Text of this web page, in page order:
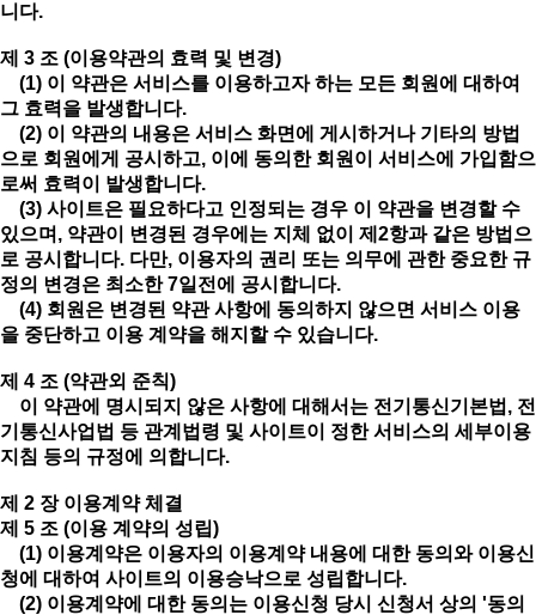
니다.
제 3 조 (이용약관의 효력 및 변경)
(1) 이 약관은 서비스를 이용하고자 하는 모든 회원에 대하여
그 효력을 발생합니다.
(2) 이 약관의 내용은 서비스 화면에 게시하거나 기타의 방법
으로 회원에게 공시하고, 이에 동의한 회원이 서비스에 가입함으
로써 효력이 발생합니다.
(3) 사이트은 필요하다고 인정되는 경우 이 약관을 변경할 수
있으며, 약관이 변경된 경우에는 지체 없이 제2항과 같은 방법으
로 공시합니다. 다만, 이용자의 권리 또는 의무에 관한 중요한 규
정의 변경은 최소한 7일전에 공시합니다.
(4) 회원은 변경된 약관 사항에 동의하지 않으면 서비스 이용
을 중단하고 이용 계약을 해지할 수 있습니다.
제 4 조 (약관외 준칙)
이 약관에 명시되지 않은 사항에 대해서는 전기통신기본법, 전
기통신사업법 등 관계법령 및 사이트이 정한 서비스의 세부이용
지침 등의 규정에 의합니다.
제 2 장 이용계약 체결
제 5 조 (이용 계약의 성립)
(1) 이용계약은 이용자의 이용계약 내용에 대한 동의와 이용신
청에 대하여 사이트의 이용승낙으로 성립합니다.
(2) 이용계약에 대한 동의는 이용신청 당시 신청서 상의 '동의